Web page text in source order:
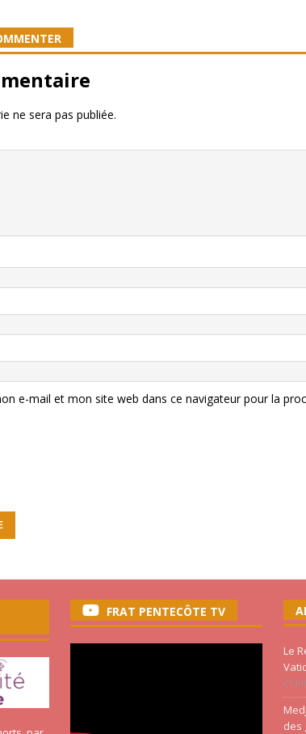
ne sera pas publiée.
e-mail et mon site web dans ce navigateur pour la
FRAT PENTECÔTE TV
Le
21
des